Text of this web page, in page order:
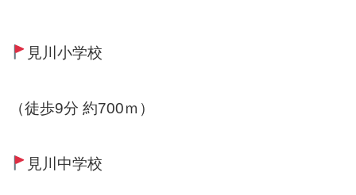
見川小学校
（徒歩9分 約700ｍ）
見川中学校